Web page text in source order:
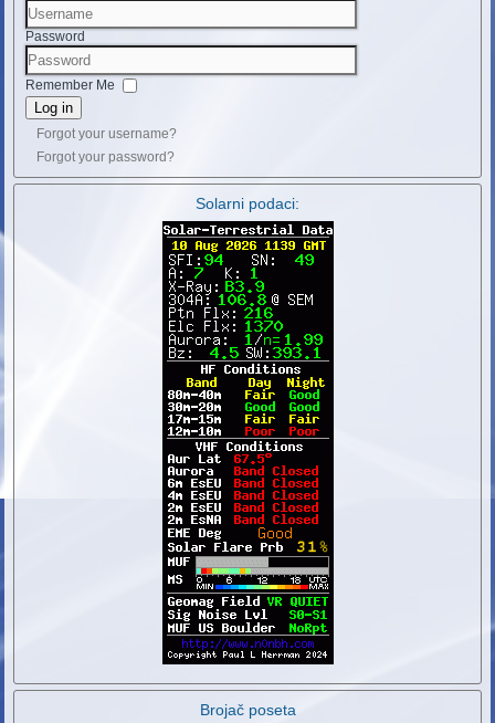
Password
Remember Me
Log in
Forgot your username?
Forgot your password?
Solarni podaci:
Brojač poseta